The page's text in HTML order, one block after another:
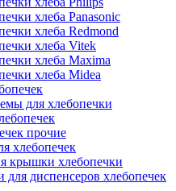
хлеба Panasonic
хлеба Redmond
хлеба Vitek
хлеба Maxima
хлеба Midea
для хлебопечки
прочие
хлебопечек
крышки хлебопечки
для диспенсеров хлебопечек